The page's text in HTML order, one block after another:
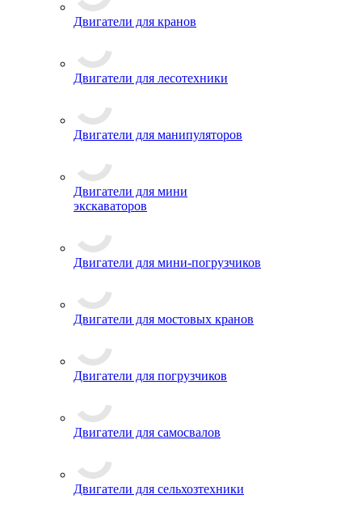
Двигатели для кранов
Двигатели для лесотехники
Двигатели для манипуляторов
Двигатели для мини
экскаваторов
Двигатели для мини-погрузчиков
Двигатели для мостовых кранов
Двигатели для погрузчиков
Двигатели для самосвалов
Двигатели для сельхозтехники